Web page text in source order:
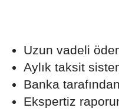
Uzun vadeli
Aylık taksit
Banka
Ekspertiz